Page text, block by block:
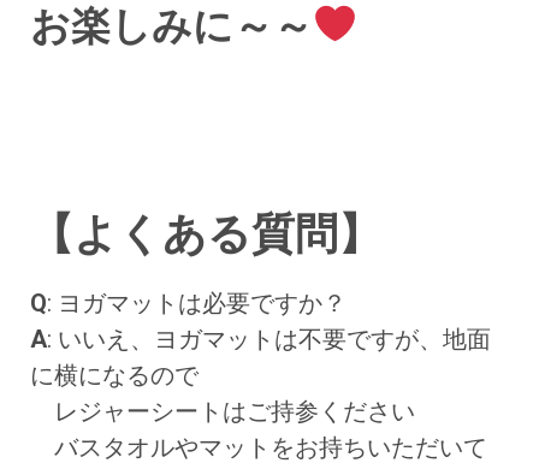
お楽しみに～～
【よくある質問】
Q: ヨガマットは必要ですか？
A: いいえ、ヨガマットは不要ですが、地面
に横になるので
レジャーシートはご持参ください
バスタオルやマットをお持ちいただいて